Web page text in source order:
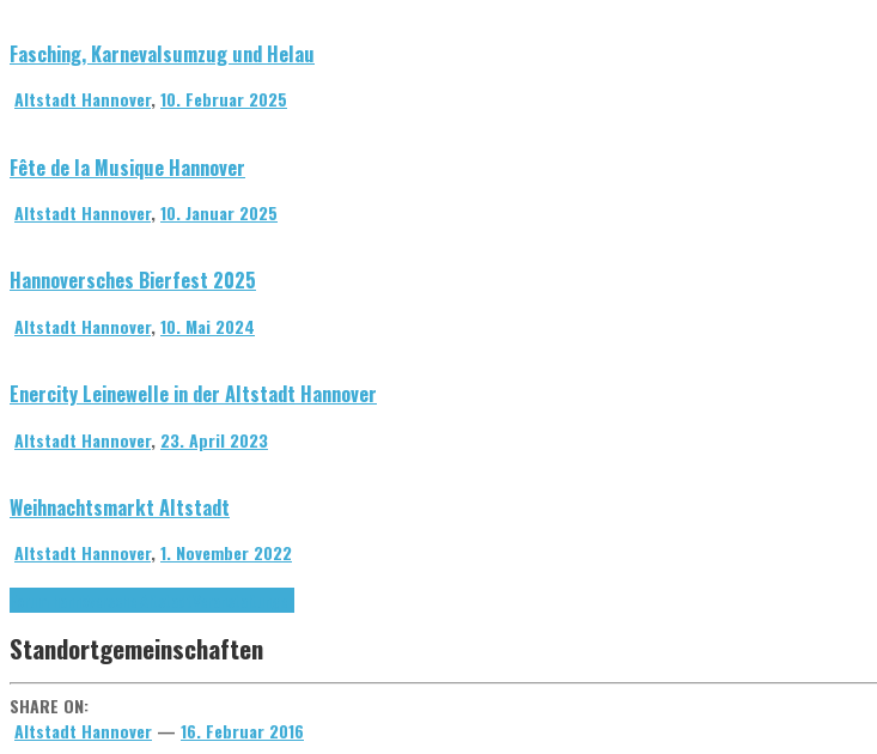
Fasching, Karnevalsumzug und Helau
Altstadt Hannover,10. Februar 2025
Fête de la Musique Hannover
Altstadt Hannover,10. Januar 2025
Hannoversches Bierfest 2025
Altstadt Hannover,10. Mai 2024
Enercity Leinewelle in der Altstadt Hannover
Altstadt Hannover, 23. April 2023
Weihnachtsmarkt Altstadt
Altstadt Hannover,1. November 2022
Standortgemeinschaften
SHARE ON:
Altstadt Hannover — 16. Februar 2016